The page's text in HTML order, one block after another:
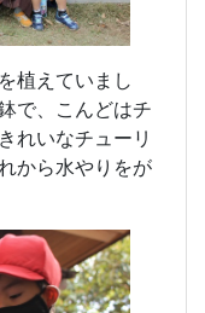
植えていまし
で、こんどはチ
れいなチューリ
から水やりをが